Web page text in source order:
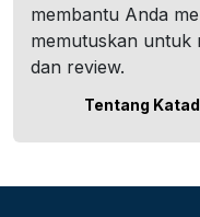
membantu Anda
memutuskan untuk
dan review.
Tentang